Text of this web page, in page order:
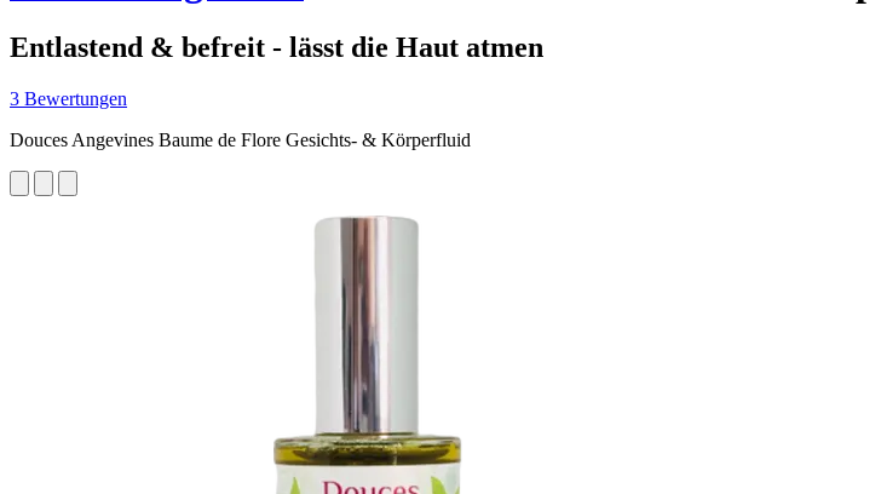
Entlastend & befreit - lässt die Haut atmen
3 Bewertungen
Douces Angevines Baume de Flore Gesichts- & Körperfluid